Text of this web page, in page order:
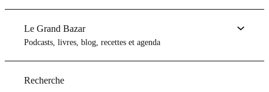
Le Grand Bazar
Podcasts, livres, blog, recettes et agenda
Recherche